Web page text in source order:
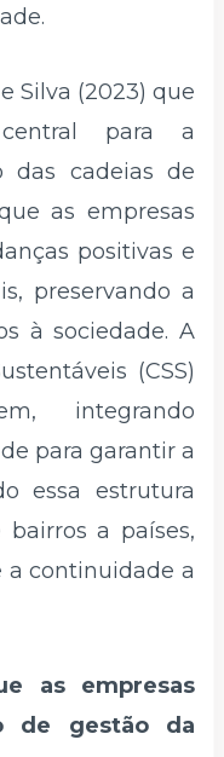
Silva (2023) que
para a
das cadeias de
as empresas
positivas e
preservando a
à sociedade. A
​​(CSS)
integrando
para garantir a
essa estrutura
a países,
a continuidade a
as empresas
de gestão da